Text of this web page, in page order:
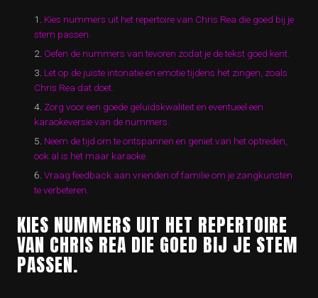
Kies nummers uit het repertoire van Chris Rea die goed bij je
stem passen.
Oefen de nummers van tevoren zodat je de tekst goed kent.
Let op de juiste intonatie en emotie tijdens het zingen, zoals
Chris Rea dat doet.
Zorg voor een goede geluidskwaliteit en eventueel een
karaokeversie van de nummers.
Neem de tijd om te ontspannen en geniet van het optreden,
ook al is het maar karaoke.
Vraag feedback aan vrienden of familie om je zangkunsten
te verbeteren.
KIES NUMMERS UIT HET REPERTOIRE
VAN CHRIS REA DIE GOED BIJ JE STEM
PASSEN.